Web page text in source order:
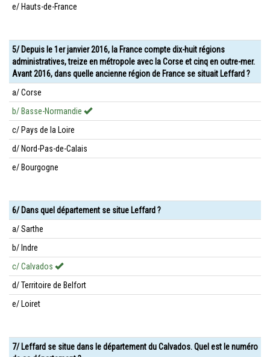
e/ Hauts-de-France
5/ Depuis le 1er janvier 2016, la France compte dix-huit régions
administratives, treize en métropole avec la Corse et cinq en outre-mer.
Avant 2016, dans quelle ancienne région de France se situait Leffard ?
a/ Corse
b/ Basse-Normandie
c/ Pays de la Loire
d/ Nord-Pas-de-Calais
e/ Bourgogne
6/ Dans quel département se situe Leffard ?
a/ Sarthe
b/ Indre
c/ Calvados
d/ Territoire de Belfort
e/ Loiret
7/ Leffard se situe dans le département du Calvados. Quel est le numéro